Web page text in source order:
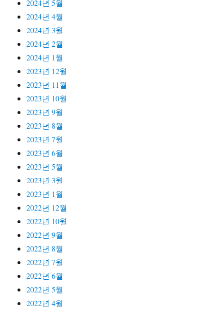
2024년 5월
2024년 4월
2024년 3월
2024년 2월
2024년 1월
2023년 12월
2023년 11월
2023년 10월
2023년 9월
2023년 8월
2023년 7월
2023년 6월
2023년 5월
2023년 3월
2023년 1월
2022년 12월
2022년 10월
2022년 9월
2022년 8월
2022년 7월
2022년 6월
2022년 5월
2022년 4월